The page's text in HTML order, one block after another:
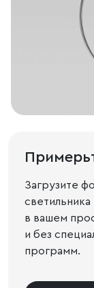
Загрузите
в вашем
и без
программ.